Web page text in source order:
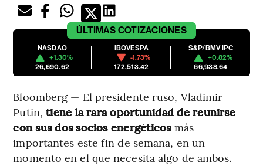
ÚLTIMAS COTIZACIONES
NASDAQ
+1.30%
26,690.62
IBOVESPA
-1.73%
172,513.42
S&P/BMV IPC
+0.82%
66,938.64
Bloomberg — El presidente ruso, Vladimir
Putin,tiene la rara oportunidad de reunirse
con sus dos socios energéticosmás
importantes este fin de semana, en un
momento en el que necesita algo de ambos.